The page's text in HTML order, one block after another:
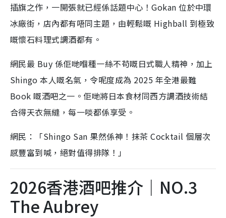
插旗之作，一開張就已經係話題中心！Gokan 位於中環
冰廠街，店內都有唔同主題，由輕鬆嘅 Highball 到極致
嘅懷石料理式調酒都有。
網民最 Buy 係佢哋嗰種一絲不苟嘅日式職人精神，加上
Shingo 本人嘅名氣，令呢度成為 2025 年全港最難
Book 嘅酒吧之一。佢哋將日本食材同西方調酒技術結
合得天衣無縫，每一啖都係享受。
網民：「Shingo San 果然係神！抹茶 Cocktail 個層次
感豐富到喊，絕對值得排隊！」
2026香港酒吧推介｜NO.3
The Aubrey